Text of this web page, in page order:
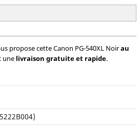
propose cette Canon PG-540XL Noirau
une livraison gratuite et rapide.